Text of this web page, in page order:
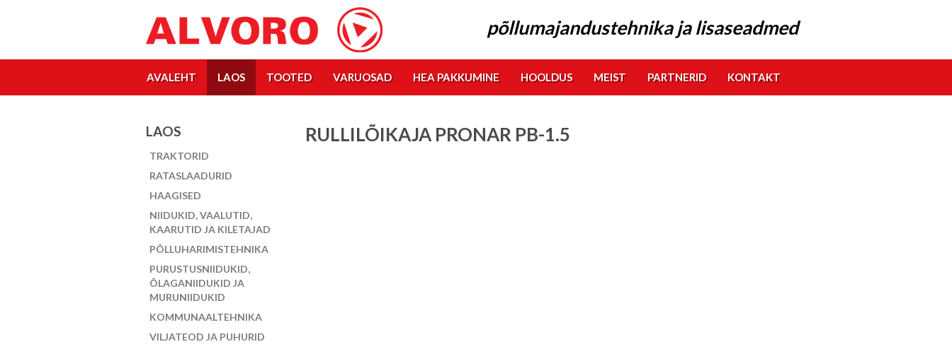
põllumajandustehnika ja lisaseadmed
AVALEHT LAOS TOOTED VARUOSAD HEA PAKKUMINE HOOLDUS MEIST PARTNERID KONTAKT
LAOS
TRAKTORID
RATASLAADURID
HAAGISED
NIIDUKID, VAALUTID,
KAARUTID JA KILETAJAD
PÕLLUHARIMISTEHNIKA
PURUSTUSNIIDUKID,
ÕLAGANIIDUKID JA
MURUNIIDUKID
KOMMUNAALTEHNIKA
VILJATEOD JA PUHURID
RULLILÕIKAJA PRONAR PB-1.5